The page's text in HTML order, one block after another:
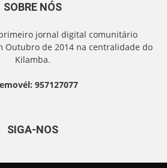
SOBRE NÓS
jornal digital comunitário
Outubro de 2014 na centralidade do
Kilamba.
957127077
SIGA-NOS